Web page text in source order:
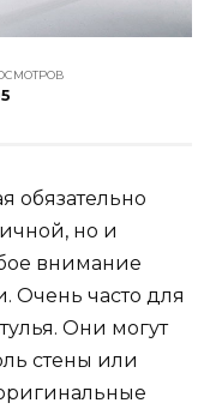
обязательно
но и
внимание
Очень часто для
Они могут
стены или